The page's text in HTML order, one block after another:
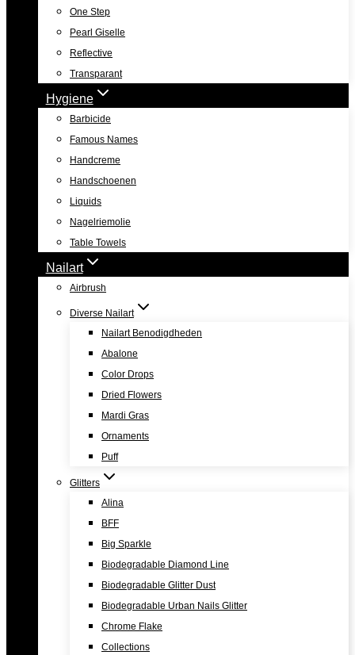
One Step
Pearl Giselle
Reflective
Transparant
Hygiene
Barbicide
Famous Names
Handcreme
Handschoenen
Liquids
Nagelriemolie
Table Towels
Nailart
Airbrush
Diverse Nailart
Nailart Benodigdheden
Abalone
Color Drops
Dried Flowers
Mardi Gras
Ornaments
Puff
Glitters
Alina
BFF
Big Sparkle
Biodegradable Diamond Line
Biodegradable Glitter Dust
Biodegradable Urban Nails Glitter
Chrome Flake
Collections